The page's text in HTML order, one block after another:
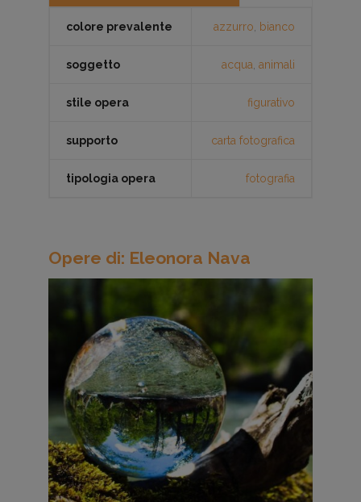
colore prevalente azzurro bianco
soggetto acqua animali
stile opera figurativo
supporto carta fotografica
tipologia opera fotografia
Opere di: Eleonora Nava